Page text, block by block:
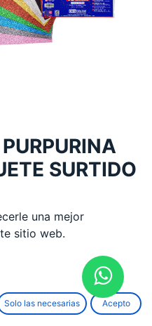
SURTIDO
una mejor
sitio web.
Solo las necesarias Acepto